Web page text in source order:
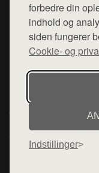
forbedre din
indhold og
siden fungerer
Cookie- og
Indstillinger
Blog
Kontakt
Denne side er en del
hjemmesider med
diverse webshops.
henviser til de shops,
varerne på lager.